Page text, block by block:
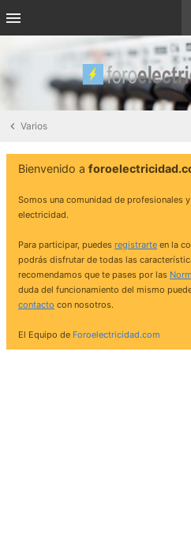
Varios
Bienvenido a
Somos una comunidad de profesionales
electricidad.
Para participar, puedes registrarte en la
podrás disfrutar de todas las
recomendamos que te pases por las
duda del funcionamiento del mismo
contacto con nosotros.
El Equipo de Foroelectricidad.com